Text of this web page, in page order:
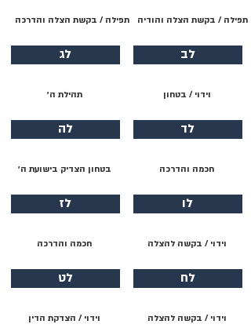
תפילה / בקשת הצלה והודיה
לב
וידוי / בטחון
לד
חכמה והדרכה
לו
וידוי / בקשה להצלה
לח
וידוי / בקשה להצלה
תפילה / בקשת הצלה והדרכה
לג
תהילת ה׳
לה
בטחון הצדיק בישועת ה׳
לז
חכמה והדרכה
לט
וידוי / הצדקת הדין